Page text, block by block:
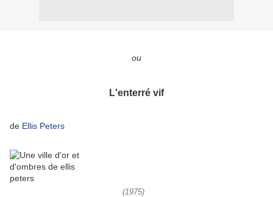
ou
L'enterré vif
de Ellis Peters
(1975)